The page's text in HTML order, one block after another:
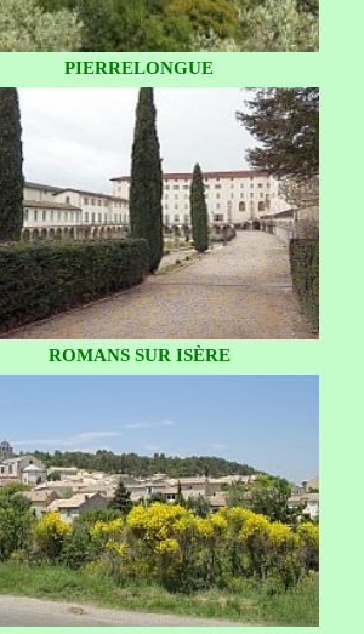
PIERRELONGUE
ROMANS SUR ISÈRE